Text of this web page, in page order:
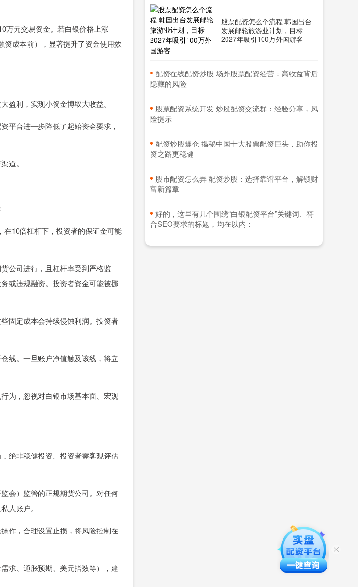
万元交易资金。若白银价格上涨
资成本前），显著提升了资金使用效
盈利，实现小资金博取大收益。
平台进一步降低了起始资金要求，
道。
10倍杠杆下，投资者的保证金可能
公司进行，且杠杆率受到严格监
或违规融资。投资者资金可能被挪
固定成本会持续侵蚀利润。投资者
线。一旦账户净值触及该线，将立
为，忽视对白银市场基本面、宏观
绝非稳健投资。投资者需客观评估
会）监管的正规期货公司。对任何
人账户。
作，合理设置止损，将风险控制在
求、通胀预期、美元指数等），建
股票配资怎么个流程 韩国出台
发展邮轮旅游业计划，目标
2027年吸引100万外国游客
​配资在线配资炒股 场外股票配资经营：高收益背后
隐藏的风险
​股票配资系统开发 炒股配资交流群：经验分享，风
险提示
​配资炒股爆仓 揭秘中国十大股票配资巨头，助你投
资之路更稳健
​股市配资怎么弄 配资炒股：选择靠谱平台，解锁财
富新篇章
​好的，这里有几个围绕“白银配资平台”关键词、符
合SEO要求的标题，均在以内：